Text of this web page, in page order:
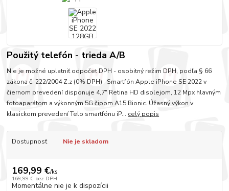
Použitý telefón - trieda A/B
Nie je možné uplatniť odpočet DPH - osobitný režim DPH, podľa § 66
zákona č. 222/2004 Z.z (0% DPH) Smartfón Apple iPhone SE 2022 v
čiernom prevedení disponuje 4,7" Retina HD displejom, 12 Mpx hlavným
fotoaparátom a výkonným 5G čipom A15 Bionic. Úžasný výkon v
klasickom prevedení Telo smartfónu iP... celý popis
Dostupnosť Nie je skladom
169,99 €/ks
169,99 € bez DPH
Momentálne nie je k dispozícii